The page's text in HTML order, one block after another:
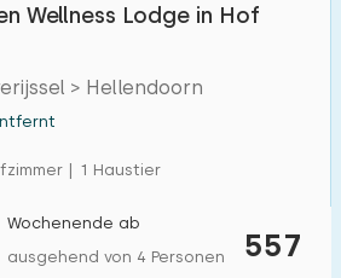
im Park
Wellness Lodge in Hof
> Hellendoorn
| 1 Haustier
557
Wochenende ab
ausgehend von 4 Personen